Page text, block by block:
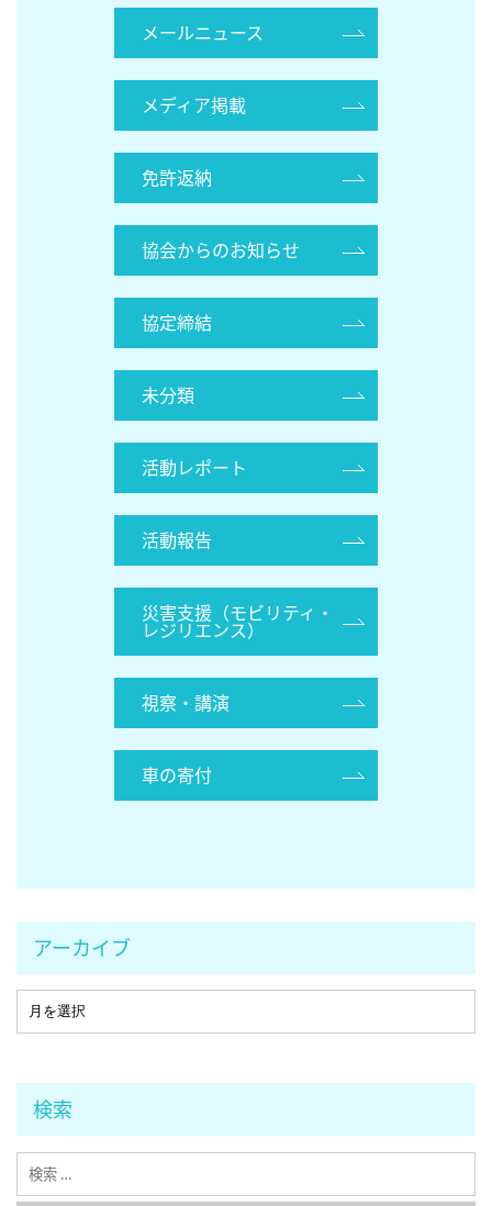
メールニュース
メディア掲載
免許返納
協会からのお知らせ
協定締結
未分類
活動レポート
活動報告
災害支援（モビリティ・
レジリエンス）
視察・講演
車の寄付
アーカイブ
検索